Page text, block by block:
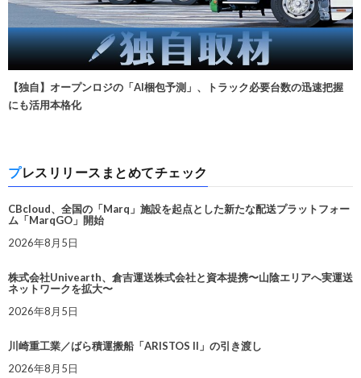
【独自】オープンロジの「AI梱包予測」、トラック必要台数の迅速把握
にも活用本格化
プレスリリースまとめてチェック
CBcloud、全国の「Marq」施設を起点とした新たな配送プラットフォー
ム「MarqGO」開始
2026年8月5日
株式会社Univearth、倉吉運送株式会社と資本提携〜山陰エリアへ実運送
ネットワークを拡大〜
2026年8月5日
川崎重工業／ばら積運搬船「ARISTOS II」の引き渡し
2026年8月5日